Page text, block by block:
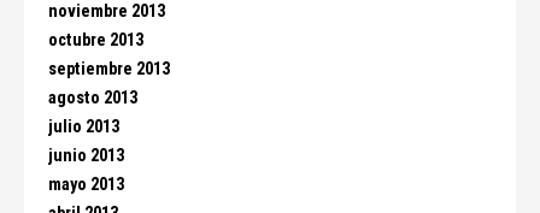
noviembre 2013
octubre 2013
septiembre 2013
agosto 2013
julio 2013
junio 2013
mayo 2013